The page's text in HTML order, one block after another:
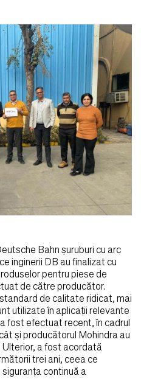
Bahn șuruburi cu arc
inginerii DB au finalizat cu
pentru piese de
de către producător.
de calitate ridicat, mai
utilizate în aplicații relevante
fost efectuat recent, în cadrul
și producătorul Mohindra au
a fost acordată
trei ani, ceea ce
continuă a